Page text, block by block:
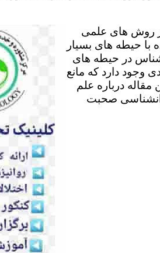
روش های علمی
حیطه های بسیار
در حیطه های
وجود دارد که مانع
درباره علم
صحبت